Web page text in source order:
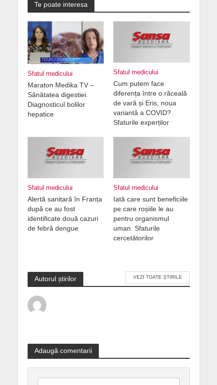
Te poate interesa
Sfatul medicului
Maraton Medika TV –
Sănătatea digestiei.
Diagnosticul bolilor
hepatice
Sfatul medicului
Cum putem face
diferența între o răceală
de vară și Eris, noua
variantă a COVID?
Sfaturile experților
Sfatul medicului
Alertă sanitară în Franța
după ce au fost
identificate două cazuri
de febră dengue
Sfatul medicului
Iată care sunt beneficiile
pe care roșiile le au
pentru organismul
uman. Sfaturile
cercetătorilor
Autorul știrilor VEZI TOATE ȘTIRILE
Adaugă comentarii